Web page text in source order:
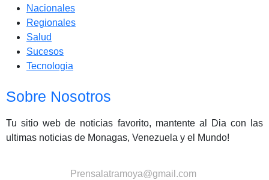
Nacionales
Regionales
Salud
Sucesos
Tecnologia
Sobre Nosotros
Tu sitio web de noticias favorito, mantente al Dia con las
ultimas noticias de Monagas, Venezuela y el Mundo!
Prensalatramoya@gmail.com